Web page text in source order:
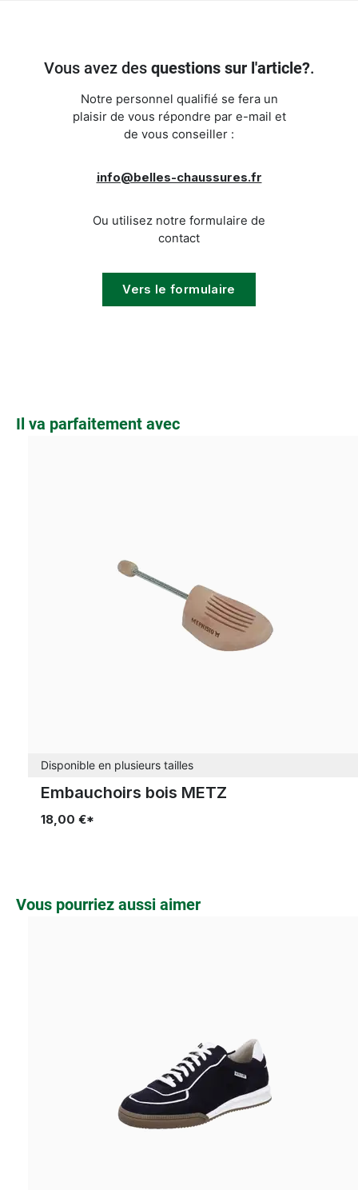
Vous avez des questions sur l'article?.
Notre personnel qualifié se fera un
plaisir de vous répondre par e-mail et
de vous conseiller :
info@belles-chaussures.fr
Ou utilisez notre formulaire de
contact
Vers le formulaire
Ignorer la galerie de produits
Il va parfaitement avec
Disponible en plusieurs tailles
Embauchoirs bois METZ
18,00 €*
Ignorer la galerie de produits
Vous pourriez aussi aimer